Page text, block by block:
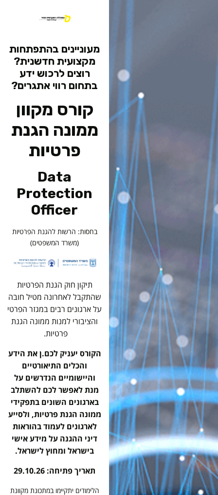
עמוד נחיתה - קורס מקוון
מעוניינים בהתפתחות
מקצועית חדשנית?
רוצים לרכוש ידע
בתחום רווי אתגרים?
קורס מקוון
ממונה הגנת
פרטיות
Data
Protection
Officer
בחסות: הרשות להגנת הפרטיות
(משרד המשפטים)
תיקון חוק הגנת הפרטיות
שהתקבל לאחרונה מטיל חובה
על ארגונים רבים במגזר הפרטי
והציבורי למנות ממונה הגנת
פרטיות.
הקורס יעניק לכם.ן את הידע
והכלים התיאורטיים
והיישומיים הנדרשים על
מנת לאפשר לכם להשתלב
בארגונים השונים בתפקידי
ממונה הגנת פרטיות, ולסייע
לארגונים לעמוד בהוראות
דיני ההגנה על מידע אישי
בישראל ומחוץ לישראל.
תאריך פתיחה: 29.10.26
הלימודים יתקיימו במתכונת מקוונת